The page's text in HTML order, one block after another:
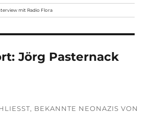
mit Radio Flora
Jörg Pasternack
BEKANNTE NEONAZIS VON B